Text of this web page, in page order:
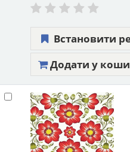
Встановити
Додати у